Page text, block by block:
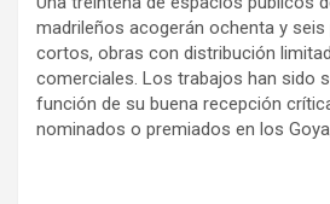
madrileños acogerán ochenta y
cortos, obras con distribución
comerciales. Los trabajos han sido
función de su buena recepción
nominados o premiados en los